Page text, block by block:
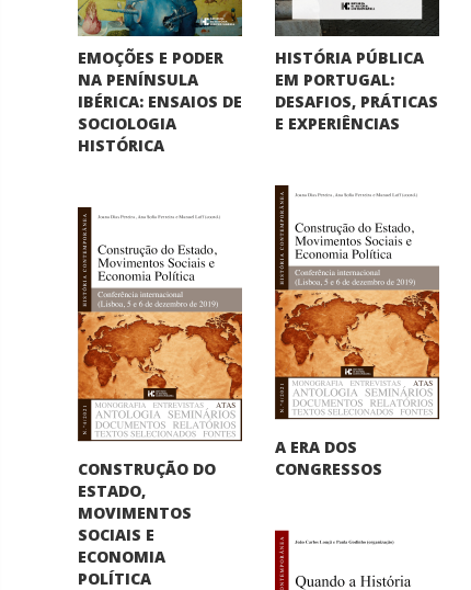
EMOÇÕES E PODER
NA PENÍNSULA
IBÉRICA: ENSAIOS DE
SOCIOLOGIA
HISTÓRICA
HISTÓRIA PÚBLICA
EM PORTUGAL:
DESAFIOS, PRÁTICAS
E EXPERIÊNCIAS
A ERA DOS
CONGRESSOS
CONSTRUÇÃO DO
ESTADO,
MOVIMENTOS
SOCIAIS E
ECONOMIA
POLÍTICA